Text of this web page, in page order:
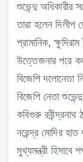
শুভেন্দু অধিকারীর
তারা হলেন দিলীপ
প্রামানিক,
উত্তেজনার পরে
বিজেপি দলোনেতা
বিজেপি নেতা
কবিগুরু রবীন্দ্রনাথ
নরেন্দ্র মোদির
মুখ্যমন্ত্রী